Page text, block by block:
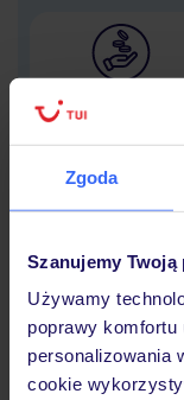
Zgoda
Szanujemy
Używamy
poprawy
personalizowania
cookie
Hotel
Opinie